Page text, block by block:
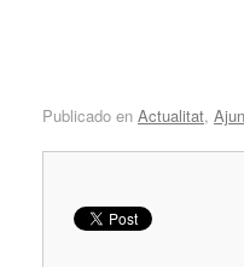
Publicado en Actualitat,